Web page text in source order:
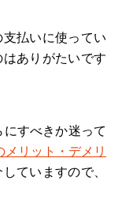
払いに使ってい
ありがたいです
すべきか迷って
リット・デメリ
ていますので、